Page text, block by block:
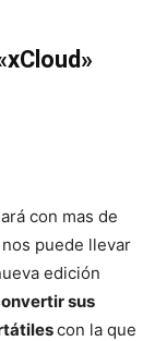
con mas de
puede llevar
edición
sus
con la que